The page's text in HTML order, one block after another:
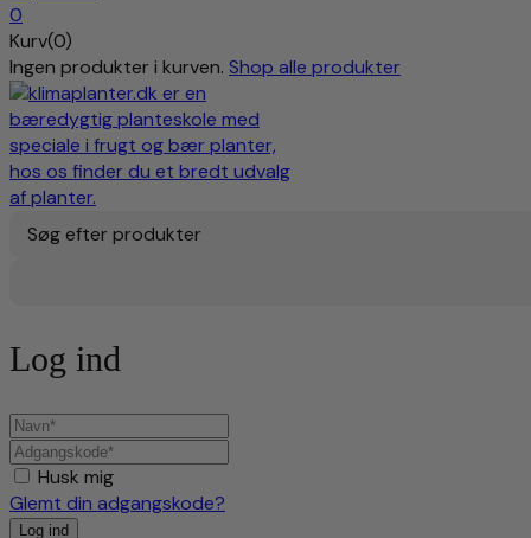
0
Kurv(0)
Ingen produkter i kurven. Shop alle produkter
Søg efter produkter
Log ind
Husk mig
Glemt din adgangskode?